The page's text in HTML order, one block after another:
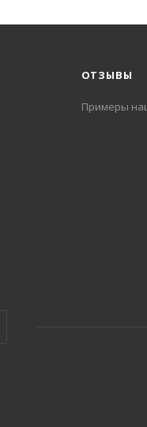
ОТЗЫВЫ
Примеры